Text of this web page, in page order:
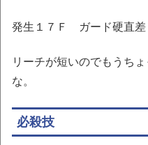
発生１７Ｆ ガード硬直差
リーチが短いのでもうち
な。
必殺技